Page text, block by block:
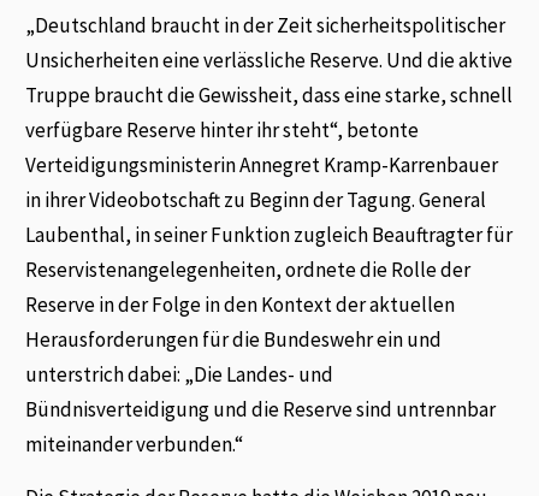
„Deutschland braucht in der Zeit sicherheitspolitischer
Unsicherheiten eine verlässliche Reserve. Und die aktive
Truppe braucht die Gewissheit, dass eine starke, schnell
verfügbare Reserve hinter ihr steht“, betonte
Verteidigungsministerin Annegret Kramp-Karrenbauer
in ihrer Videobotschaft zu Beginn der Tagung. General
Laubenthal, in seiner Funktion zugleich Beauftrag­ter für
Reservistenangelegenheiten, ordnete die Rolle der
Reserve in der Folge in den Kontext der aktuellen
Herausforderungen für die Bundeswehr ein und
unterstrich dabei: „Die Landes- und
Bündnisverteidigung und die Reserve sind untrennbar
miteinander verbunden.“